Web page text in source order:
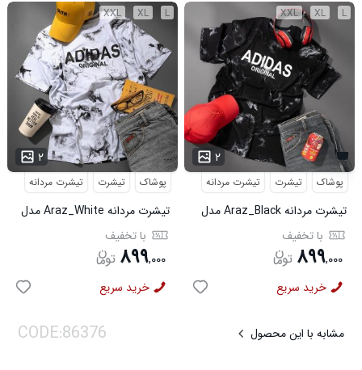
L
XL
XXL
۲ ...
پوشاک تیشرت تیشرت مردانه
تیشرت مردانه Araz_White مدل
3992با تخفیف
۸۹۹,۰۰۰
خرید سریع
L
XL
XXL
۲
پوشاک تیشرت تیشرت مردانه
تیشرت مردانه Araz_Black مدل
3991با تخفیف
۸۹۹,۰۰۰
خرید سریع
مشابه با این محصول